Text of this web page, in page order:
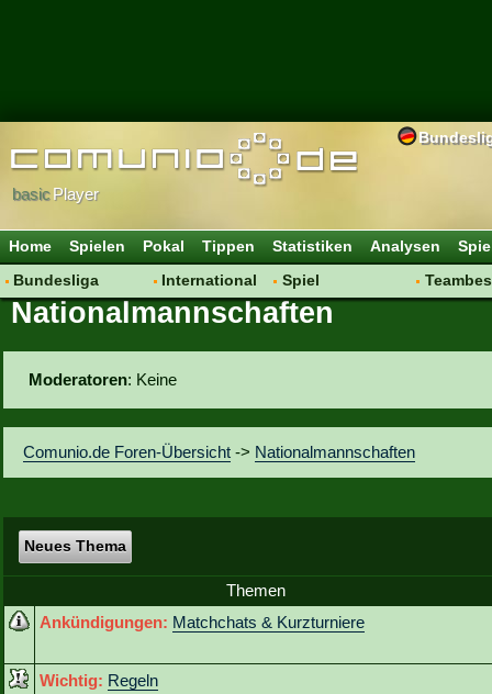
basicPlayer
Home Spielen Pokal Tippen Statistiken Analysen
Bundesliga
Hot News
Spielanalyse
Vereinsfragen
International
Vereine
Spiel
Regeln & Tipps
Nationalmannschaften
Moderatoren: Keine
Comunio.de Foren-Übersicht -> Nationalmannschaften
Neues Thema
Themen
Ankündigungen: Matchchats & Kurzturniere
Wichtig: Regeln